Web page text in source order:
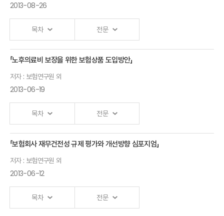
2013-08-26
목차 전문
「노후의료비 보장을 위한 보험상품 도입방안」
저자 : 보험연구원 외
2013-06-19
목차 전문
「보험회사 재무건전성 규제 평가와 개선방향 심포지엄」
저자 : 보험연구원 외
2013-06-12
목차 전문